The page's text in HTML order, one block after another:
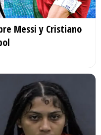
Messi y Cristiano